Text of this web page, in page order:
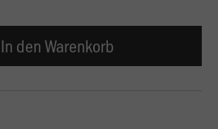
In den Warenkorb